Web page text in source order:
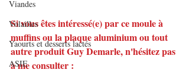
Viandes
Volailles
Yaourts et desserts lactés
ASIE
Si vous êtes intéressé(e) par ce moule à
muffins ou la plaque aluminium ou tout
autre produit Guy Demarle, n'hésitez pas
à me consulter :